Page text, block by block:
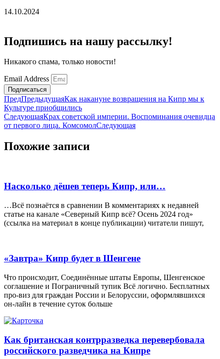
14.10.2024
Подпишись на нашу рассылку!
Никакого спама, только новости!
Email Address
Подписаться
ПредПредыдущаяКак накануне возвращения на Кипр мы к
Культуре приобщились
СледующаяКрах советской империи. Воспоминания очевидца
от первого лица. КомсомолСледующая
Похожие записи
Насколько дёшев теперь Кипр, или…
…Всё познаётся в сравнении В комментариях к недавней
статье на канале «Северный Кипр всё? Осень 2024 год»
(ссылка на материал в конце публикации) читатели пишут,
«Завтра» Кипр будет в Шенгене
Что происходит, Соединённые штаты Европы, Шенгенское
соглашение и Пограничный тупик Всё логично. Бесплатных
про-виз для граждан России и Белоруссии, оформлявшихся
он-лайн в течение суток больше
Как британская контрразведка перевербовала
российского разведчика на Кипре